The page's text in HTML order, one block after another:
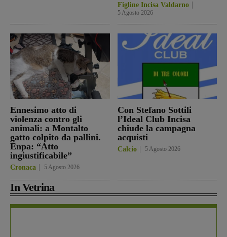
Figline Incisa Valdarno
5 Agosto 2026
Ennesimo atto di
violenza contro gli
animali: a Montalto
gatto colpito da pallini.
Enpa: “Atto
ingiustificabile”
Cronaca 5 Agosto 2026
Con Stefano Sottili
l’Ideal Club Incisa
chiude la campagna
acquisti
Calcio 5 Agosto 2026
In Vetrina